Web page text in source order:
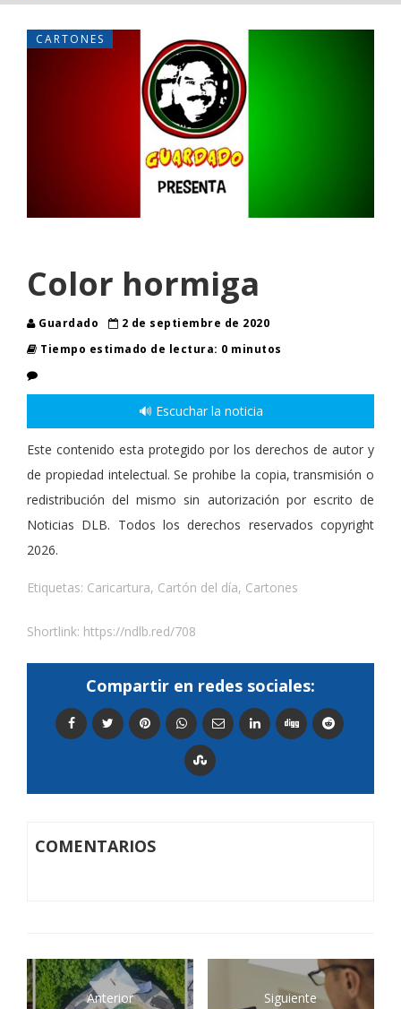
CARTONES
Color hormiga
Guardado
2 de septiembre de 2020
Tiempo estimado de lectura: 0 minutos
🔊 Escuchar la noticia
Este contenido esta protegido por los derechos de autor y
de propiedad intelectual. Se prohibe la copia, transmisión o
redistribución del mismo sin autorización por escrito de
Noticias DLB. Todos los derechos reservados copyright
2026.
Etiquetas: Caricartura, Cartón del día, Cartones
Shortlink: https://ndlb.red/708
Compartir en redes sociales:
COMENTARIOS
Anterior Siguiente